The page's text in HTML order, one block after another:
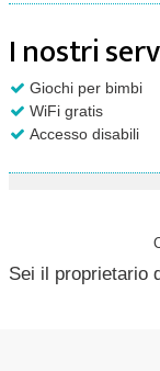
I nostri
Giochi per bimbi
WiFi gratis
Accesso disabili
Sei il proprietario